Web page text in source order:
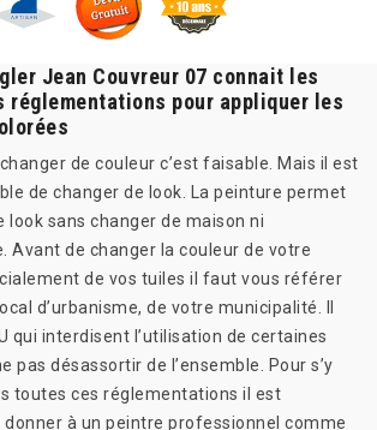
Jean Couvreur 07 connait les
réglementations pour appliquer les
de couleur c’est faisable. Mais il est
de changer de look. La peinture permet
look sans changer de maison ni
Avant de changer la couleur de votre
de vos tuiles il faut vous référer
d’urbanisme, de votre municipalité. Il
qui interdisent l’utilisation de certaines
pas désassortir de l’ensemble. Pour s’y
toutes ces réglementations il est
à un peintre professionnel comme